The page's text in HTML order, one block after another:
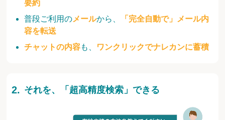
要約
普段ご利用のメールから、
「完全自動で」メール内
容を転送
チャットの内容も、 ワンクリックでナレカンに蓄積
それを、「超高精度検索」できる